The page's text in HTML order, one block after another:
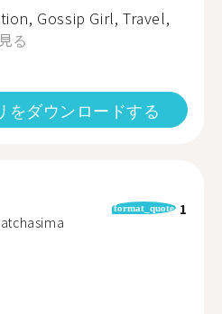
Gossip Girl, Travel,
る
をダウンロードする
format_quote 1